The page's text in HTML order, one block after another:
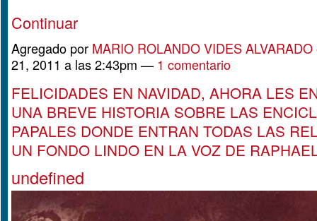
Continuar
Agregado por MARIO ROLANDO VIDES ALVARADO
21, 2011 a las 2:43pm —1 comentario
FELICIDADES EN NAVIDAD, AHORA LES
UNA BREVE HISTORIA SOBRE LAS
PAPALES DONDE ENTRAN TODAS LAS
UN FONDO LINDO EN LA VOZ DE
undefined